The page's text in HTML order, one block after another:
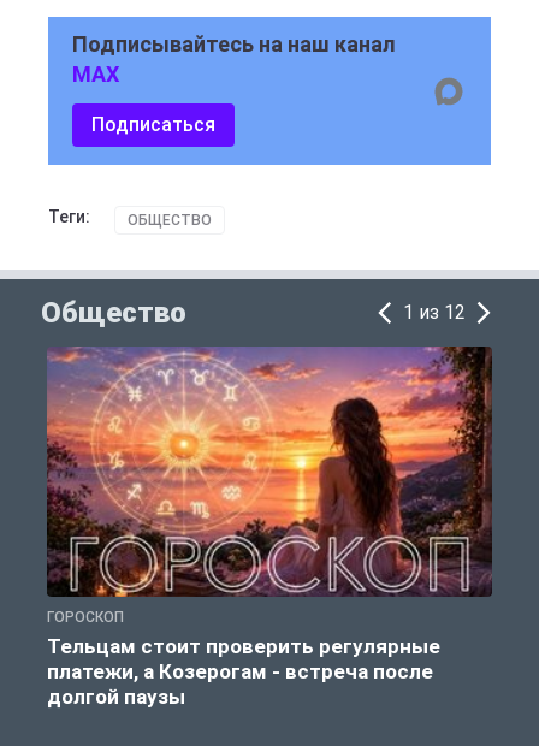
Подписывайтесь на наш канал
MAX
Подписаться
Теги: ОБЩЕСТВО
Общество 1 из 12
ГОРОСКОП
Тельцам стоит проверить регулярные
платежи, а Козерогам - встреча после
долгой паузы